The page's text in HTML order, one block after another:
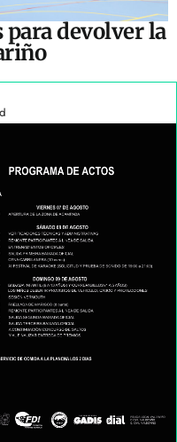
para devolver la